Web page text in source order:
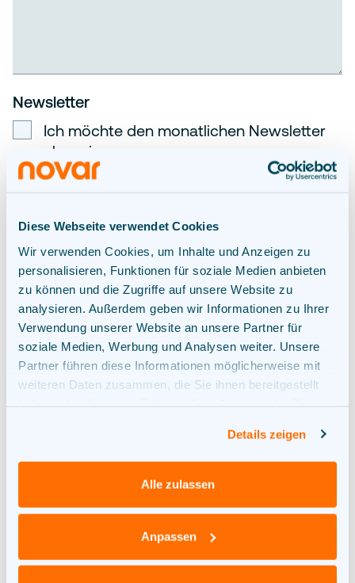
Diese Webseite verwendet Cookies
Wir verwenden Cookies, um Inhalte und Anzeigen zu
personalisieren, Funktionen für soziale Medien anbieten
zu können und die Zugriffe auf unsere Website zu
analysieren. Außerdem geben wir Informationen zu Ihrer
Verwendung unserer Website an unsere Partner für
soziale Medien, Werbung und Analysen weiter. Unsere
Partner führen diese Informationen möglicherweise mit
weiteren Daten zusammen, die Sie ihnen bereitgestellt
Details zeigen
Alle zulassen
Anpassen
Newsletter
Ich möchte den monatlichen Newsletter
abonnieren
Erklärung zum Datenschutz*
Ich bin mit der Datenschutzerklärung
Ihre Ansprechpartner